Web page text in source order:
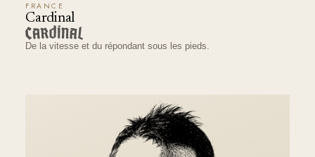
FRANCE
Cardinal
De la vitesse et du répondant sous les pieds.